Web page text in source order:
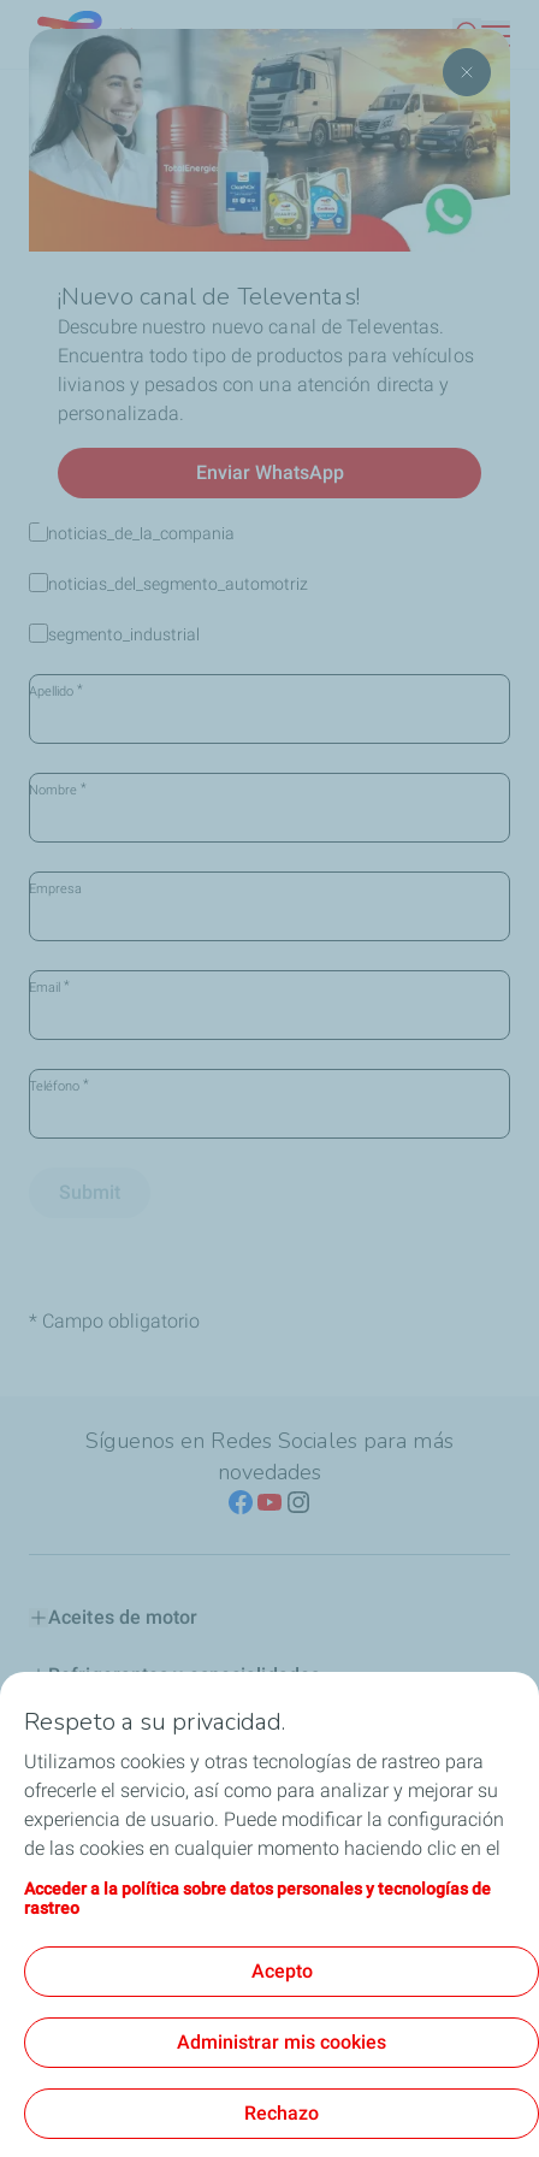
Pasar
al
contenido
principal
¡Nuevo canal de Televentas!
Descubre nuestro nuevo canal de Televentas.
Encuentra todo tipo de productos para vehículos
livianos y pesados con una atención directa y
personalizada.
Enviar WhatsApp
Chile
Buscar
Ruta
de
navegación
Inicio Noticias Alerta de Noticias por correo
Alerta de Noticias por
Si desea recibir una alerta por correo electrónico de las
siguientes publicaciones, marque la(s) casilla(s) y
complete el formulario con sus datos.
noticias_de_la_compania
noticias_del_segmento_automotriz
segmento_industrial
Apellido *
Nombre *
Empresa
Email *
Teléfono *
Submit
* Campo obligatorio
Síguenos en Redes Sociales para más
novedades
Aceites de motor
Refrigerantes y especialidades
Distribuidores
Sponsoring
Industria
Iron Dames y TotalEnergies, juntos en las 24 horas
Accesibilidad: Cumplimiento parcial
Respeto a su privacidad.
Utilizamos cookies y otras tecnologías de rastreo para
ofrecerle el servicio, así como para analizar y mejorar su
experiencia de usuario. Puede modificar la configuración
de las cookies en cualquier momento haciendo clic en el
botón «Gérer mes cookies» (Gestionar cookies). Al hacer
clic en el botón «J’accepte» (Aceptar), nos autoriza a
refuse» (Rechazar), depositaremos únicamente las
cookies técnicas estrictamente necesarias para el
correcto funcionamiento del sitio web. Si desea más
información, puede consultar la página relativa a la
Acceder a la política sobre datos personales y tecnologías de
rastreo
Acepto
Administrar mis cookies
Rechazo